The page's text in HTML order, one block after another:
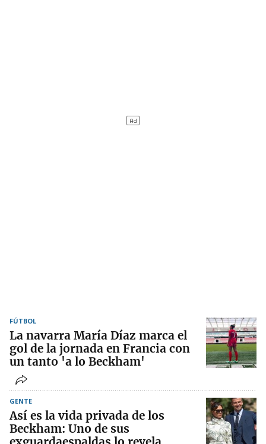
FÚTBOL
La navarra María Díaz marca el
gol de la jornada en Francia con
un tanto 'a lo Beckham'
GENTE
Así es la vida privada de los
Beckham: Uno de sus